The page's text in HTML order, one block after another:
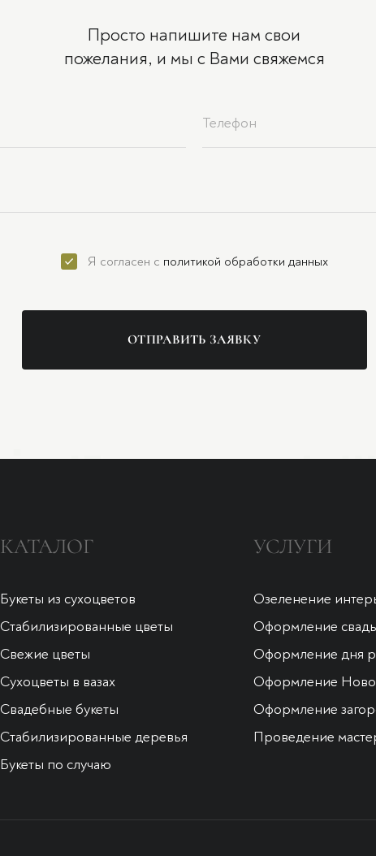
Просто напишите нам свои
пожелания, и мы с Вами свяжемся
Я согласен с политикой обработки данных
ОТПРАВИТЬ ЗАЯВКУ
КАТАЛОГ
Букеты из сухоцветов
Стабилизированные цветы
Свежие цветы
Сухоцветы в вазах
Свадебные букеты
Стабилизированные деревья
Букеты по случаю
УСЛУГИ
Озеленение
Оформление
Оформление дня
Оформление
Оформление
Проведение